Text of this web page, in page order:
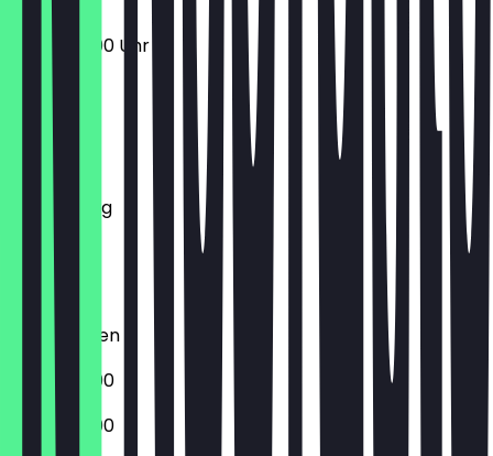
16:00 - 22:00 Uhr
Montag
Dienstag
Mittwoch
Donnerstag
Freitag
Sonntag
Geschlossen
16:00 - 22:00
16:00 - 22:00